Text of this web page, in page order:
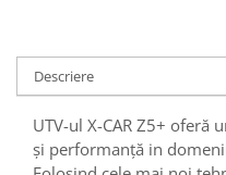
Descriere
UTV-ul X-CAR Z5+
și performanță in